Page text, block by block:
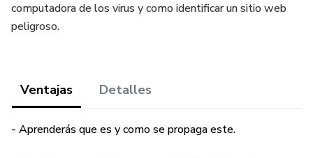
computadora de los virus y como identificar un sitio web
peligroso.
Ventajas Detalles
- Aprenderás que es y como se propaga este.